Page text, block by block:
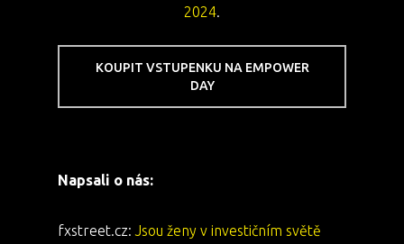
2024.
KOUPIT VSTUPENKU NA EMPOWER
DAY
Napsali o nás:
fxstreet.cz: Jsou ženy v investičním světě